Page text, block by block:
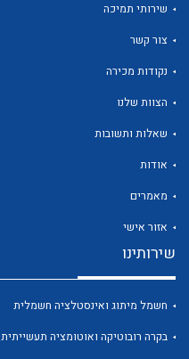
לכל מוצרי היצרן
שירותי תמיכה
צור קשר
נקודות מכירה
הצוות שלנו
שאלות ותשובות
אודות
מאמרים
אזור אישי
שירותינו
חשמל מיתוג ואינסטלציה חשמלית
בקרה רובוטיקה ואוטומציה תעשייתית